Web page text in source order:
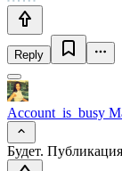
Reply
Account_is_busy
Будет.